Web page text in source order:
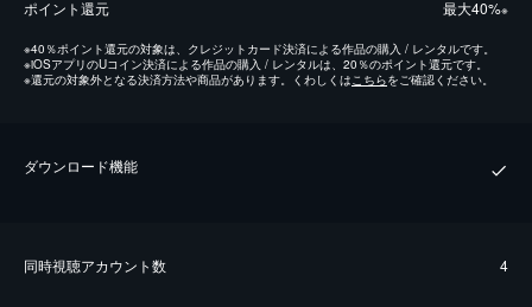
ポイント還元 最⼤40%※
※40％ポイント還元の対象は、クレジットカード決済による作品の購入 / レンタルです。
※iOSアプリのUコイン決済による作品の購入 / レンタルは、20％のポイント還元です。
※還元の対象外となる決済方法や商品があります。くわしくはこちらをご確認ください。
ダウンロード機能
同時視聴アカウント数 4